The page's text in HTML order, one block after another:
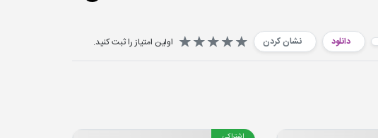
دانلود نشان کردن اولین امتیاز را ثبت کنید.